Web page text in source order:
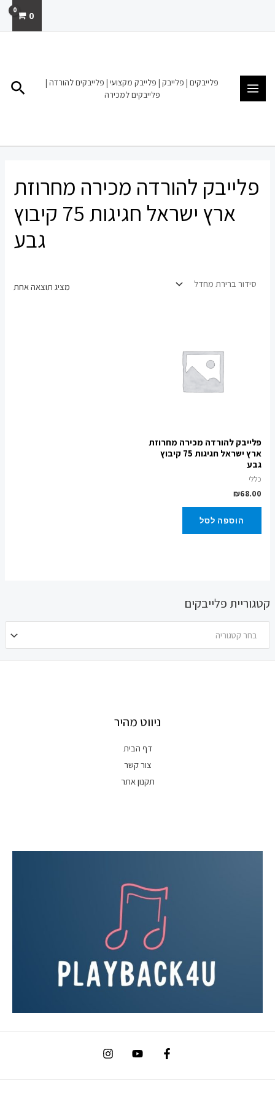
0
פלייבקים | פלייבק | פלייבק מקצועי | פלייבקים להורדה |
פלייבקים למכירה
קטגוריית פלייבקים
בחר קטגוריה
פלייבק להורדה מכירה מחרוזת
ארץ ישראל חגיגות 75 קיבוץ
גבע
מציג תוצאה אחת
פלייבק להורדה מכירה מחרוזת
ארץ ישראל חגיגות 75 קיבוץ
גבע
כללי
₪68.00
הוספה לסל
ניווט מהיר
דף הבית
צור קשר
תקנון אתר